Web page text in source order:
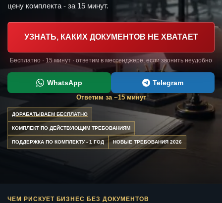
цену комплекта - за 15 минут.
УЗНАТЬ, КАКИХ ДОКУМЕНТОВ НЕ ХВАТАЕТ
Бесплатно · 15 минут · ответим в мессенджере, если звонить неудобно
WhatsApp Telegram
Ответим за ~15 минут
ДОРАБАТЫВАЕМ БЕСПЛАТНО
КОМПЛЕКТ ПО ДЕЙСТВУЮЩИМ ТРЕБОВАНИЯМ
ПОДДЕРЖКА ПО КОМПЛЕКТУ - 1 ГОД НОВЫЕ ТРЕБОВАНИЯ 2026
ЧЕМ РИСКУЕТ БИЗНЕС БЕЗ ДОКУМЕНТОВ